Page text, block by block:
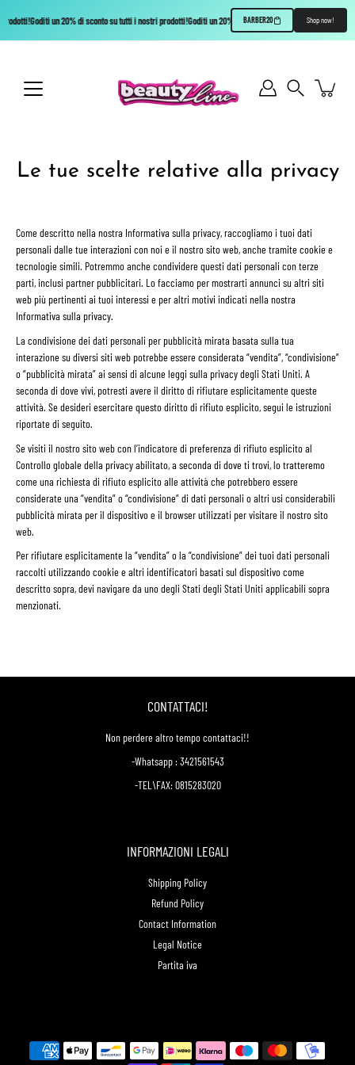
Goditi un 20% di sconto su tutti i nostri prodotti!Goditi un 20% di sconto su tutti i nostri prodotti!
BARBER20 Shop now!
Le tue scelte relative alla privacy
Come descritto nella nostra Informativa sulla privacy, raccogliamo i tuoi dati
personali dalle tue interazioni con noi e il nostro sito web, anche tramite cookie e
tecnologie simili. Potremmo anche condividere questi dati personali con terze
parti, inclusi partner pubblicitari. Lo facciamo per mostrarti annunci su altri siti
web più pertinenti ai tuoi interessi e per altri motivi indicati nella nostra
Informativa sulla privacy.
La condivisione dei dati personali per pubblicità mirata basata sulla tua
interazione su diversi siti web potrebbe essere considerata “vendita”, “condivisione”
o “pubblicità mirata” ai sensi di alcune leggi sulla privacy degli Stati Uniti. A
seconda di dove vivi, potresti avere il diritto di rifiutare esplicitamente queste
attività. Se desideri esercitare questo diritto di rifiuto esplicito, segui le istruzioni
riportate di seguito.
Se visiti il nostro sito web con l’indicatore di preferenza di rifiuto esplicito al
Controllo globale della privacy abilitato, a seconda di dove ti trovi, lo tratteremo
come una richiesta di rifiuto esplicito alle attività che potrebbero essere
considerate una “vendita” o “condivisione” di dati personali o altri usi considerabili
pubblicità mirata per il dispositivo e il browser utilizzati per visitare il nostro sito
web.
Per rifiutare esplicitamente la “vendita” o la “condivisione” dei tuoi dati personali
raccolti utilizzando cookie e altri identificatori basati sul dispositivo come
descritto sopra, devi navigare da uno degli Stati degli Stati Uniti applicabili sopra
menzionati.
CONTATTACI!
Non perdere altro tempo contattaci!!
-Whatsapp : 3421561543
-TEL\FAX: 0815283020
INFORMAZIONI LEGALI
Shipping Policy
Refund Policy
Contact Information
Legal Notice
Partita iva